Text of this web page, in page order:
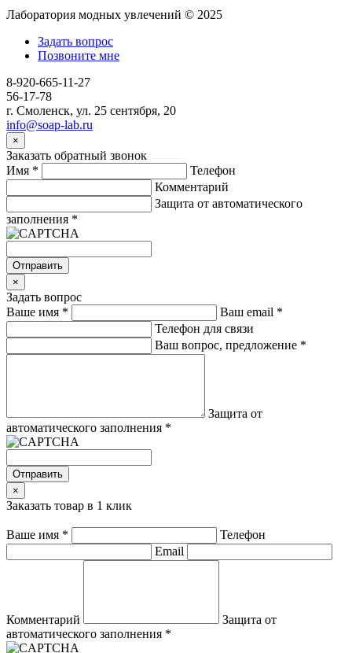
Лаборатория модных увлечений © 2025
Задать вопрос
Позвоните мне
8-920-665-11-27
56-17-78
г. Смоленск, ул. 25 сентября, 20
info@soap-lab.ru
×
Заказать обратный звонок
Имя *
Телефон
Комментарий
Защита от автоматического
заполнения *
Отправить
×
Задать вопрос
Ваше имя * Ваш email *
Телефон для связи
Ваш вопрос, предложение *
Защита от
автоматического заполнения *
Отправить
×
Заказать товар в 1 клик
Ваше имя *
Телефон
Email
Комментарий
Защита от
автоматического заполнения *